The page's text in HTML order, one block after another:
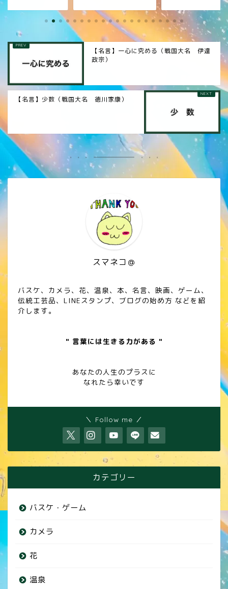
【名言】一心に究める（戦国大名 伊達
政宗）
【名言】少数（戦国大名 徳川家康）
スマネコ＠
バスケ、カメラ、花、温泉、本、名言、映画、ゲーム、
伝統工芸品、LINEスタンプ、ブログの始め方 などを紹
介します。
" 言葉には生きる力がある "
あなたの人生のプラスに
なれたら幸いです
＼ Follow me ／
カテゴリー
バスケ・ゲーム
カメラ
花
温泉